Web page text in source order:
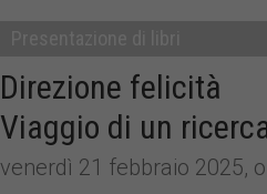
Direzione felicità
Viaggio di un
venerdì 21 febbraio 2025,